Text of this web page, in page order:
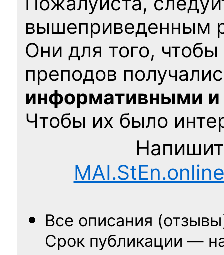
вышеприведенным
Они для того,
преподов
информативными
Чтобы их было
Все описания
Срок публикации —